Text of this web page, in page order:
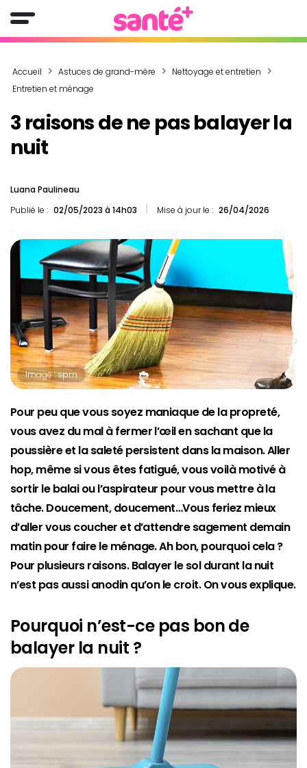
Accueil Astuces de grand-mère
Nettoyage et entretien
Entretien et ménage
3 raisons de ne pas balayer la
nuit
Luana Paulineau
Publié le : 02/05/2023 à 14h03 Mise à jour le : 26/04/2026
Image : spm
Pour peu que vous soyez maniaque de la propreté,
vous avez du mal à fermer l’œil en sachant que la
poussière et la saleté persistent dans la maison. Aller
hop, même si vous êtes fatigué, vous voilà motivé à
sortir le balai ou l’aspirateur pour vous mettre à la
tâche. Doucement, doucement…Vous feriez mieux
d’aller vous coucher et d’attendre sagement demain
matin pour faire le ménage. Ah bon, pourquoi cela ?
Pour plusieurs raisons. Balayer le sol durant la nuit
n’est pas aussi anodin qu’on le croit. On vous explique.
Pourquoi n’est-ce pas bon de
balayer la nuit ?